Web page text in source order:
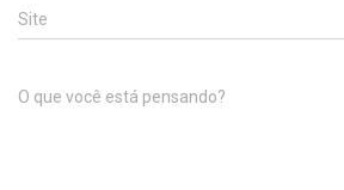
Site
O que você está pensando?